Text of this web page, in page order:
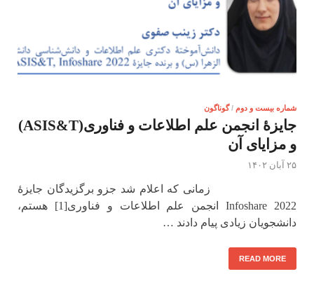
شماره بیست و دوم /گوناگون
جایزۀ انجمن علم اطلاعات و فناوری(ASIS&T)
و مزایای آن
۲۵ آبان ۱۴۰۲
زمانی که اعلام شد جزو برگزیدگان جایزۀ
Infoshare 2022 انجمن علم اطلاعات و فناوری[1] هستم،
دانشجویان زیادی پیام دادند …
READ MORE